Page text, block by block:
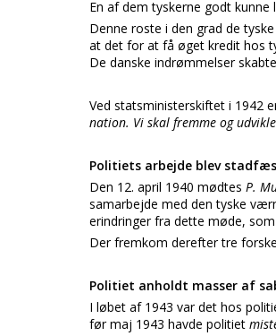
En af dem tyskerne godt kunne
Denne roste i den grad de
at det for at få øget kredit hos
De danske indrømmelser
Ved statsministerskiftet i 1942
nation. Vi skal fremme og
Politiets arbejde blev
Den 12. april 1940 mødtes P.
samarbejde med den tyske
erindringer fra dette møde,
Der fremkom derefter tre
Politiet anholdt masser af
I løbet af 1943 var det hos
før maj 1943 havde politiet